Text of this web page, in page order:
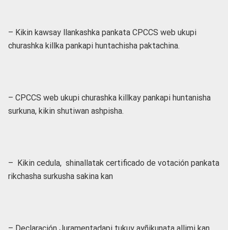
– Kikin kawsay llankashka pankata CPCCS web ukupi
churashka killka pankapi huntachisha paktachina.
– CPCCS web ukupi churashka killkay pankapi huntanisha
surkuna, kikin shutiwan ashpisha.
– Kikin cedula, shinallatak certificado de votación pankata
rikchasha surkusha sakina kan